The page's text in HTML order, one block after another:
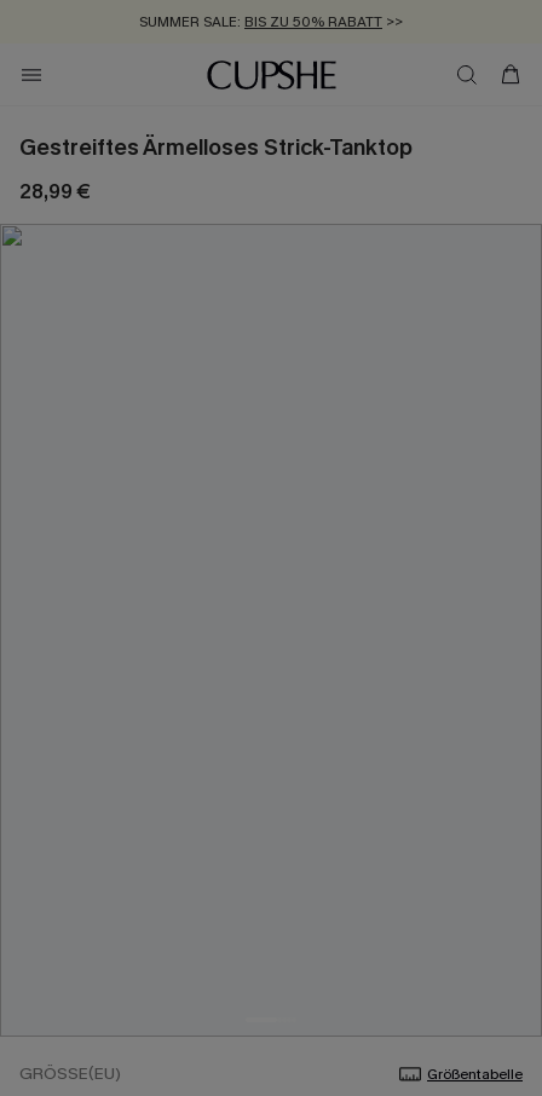
SUMMER SALE: BIS ZU 50% RABATT >>
ZUM NEWSLETTER:BIS ZU -20% EXTRA ERHALTEN
KOSTENLOSER VERSAND AB 89 €
Gestreiftes Ärmelloses Strick-Tanktop
28,99 €
GRÖSSE(EU) Größentabelle